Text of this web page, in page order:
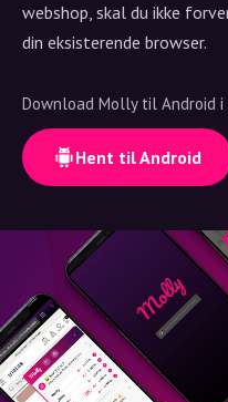
webshop, skal du ikke
din eksisterende browser.
Download Molly til Android i
Hent til Android